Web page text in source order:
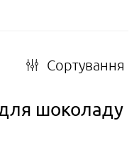
Сортування
шоколаду